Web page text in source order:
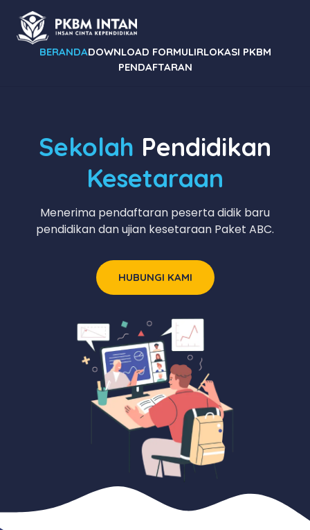
BERANDADOWNLOAD FORMULIRLOKASI PKBM
PENDAFTARAN
Sekolah Pendidikan
Kesetaraan
Menerima pendaftaran peserta didik baru
pendidikan dan ujian kesetaraan Paket ABC.
HUBUNGI KAMI